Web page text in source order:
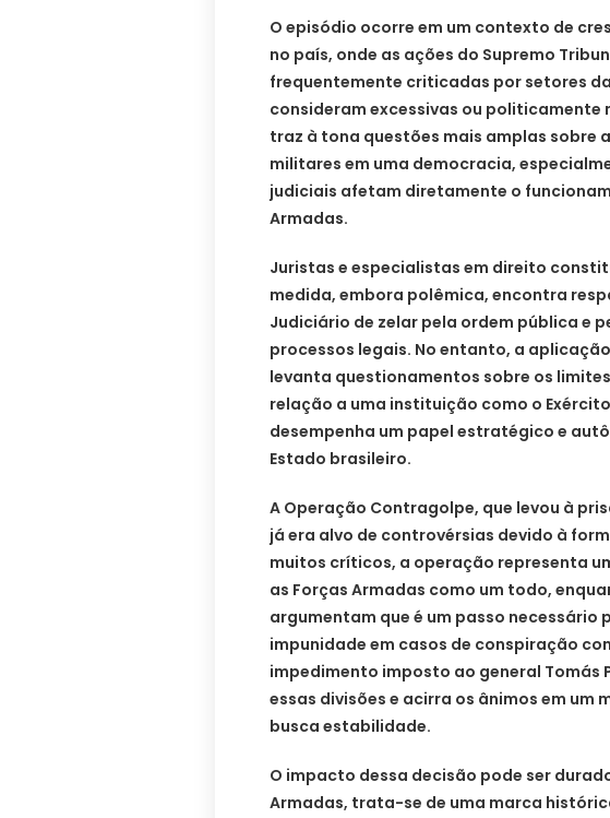
O episódio ocorre em um contexto de
no país, onde as ações do Supremo
frequentemente criticadas por setores
consideram excessivas ou politicamente
traz à tona questões mais amplas sobre
militares em uma democracia,
judiciais afetam diretamente o
Armadas.
Juristas e especialistas em direito
medida, embora polêmica, encontra
Judiciário de zelar pela ordem pública e
processos legais. No entanto, a
levanta questionamentos sobre os
relação a uma instituição como o
desempenha um papel estratégico e
Estado brasileiro.
A Operação Contragolpe, que levou à
já era alvo de controvérsias devido à
muitos críticos, a operação representa
as Forças Armadas como um todo,
argumentam que é um passo necessário
impunidade em casos de conspiração
impedimento imposto ao general Tomás
essas divisões e acirra os ânimos em um
busca estabilidade.
O impacto dessa decisão pode ser
Armadas, trata-se de uma marca